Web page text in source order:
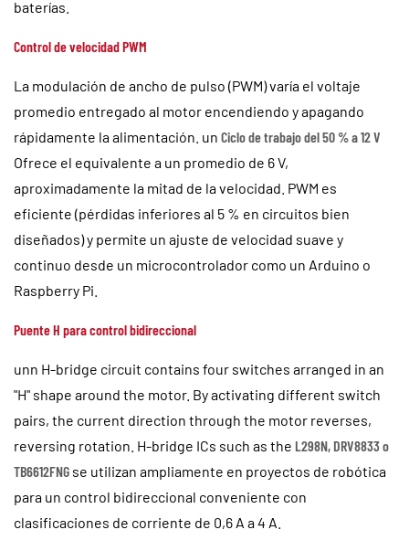
baterías.
Control de velocidad PWM
La modulación de ancho de pulso (PWM) varía el voltaje
promedio entregado al motor encendiendo y apagando
rápidamente la alimentación. un Ciclo de trabajo del 50 % a 12 V
Ofrece el equivalente a un promedio de 6 V,
aproximadamente la mitad de la velocidad. PWM es
eficiente (pérdidas inferiores al 5 % en circuitos bien
diseñados) y permite un ajuste de velocidad suave y
continuo desde un microcontrolador como un Arduino o
Raspberry Pi.
Puente H para control bidireccional
unn H-bridge circuit contains four switches arranged in an
"H" shape around the motor. By activating different switch
pairs, the current direction through the motor reverses,
reversing rotation. H-bridge ICs such as the L298N, DRV8833 o
TB6612FNG se utilizan ampliamente en proyectos de robótica
para un control bidireccional conveniente con
clasificaciones de corriente de 0,6 A a 4 A.